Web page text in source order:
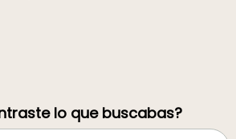
lo que buscabas?